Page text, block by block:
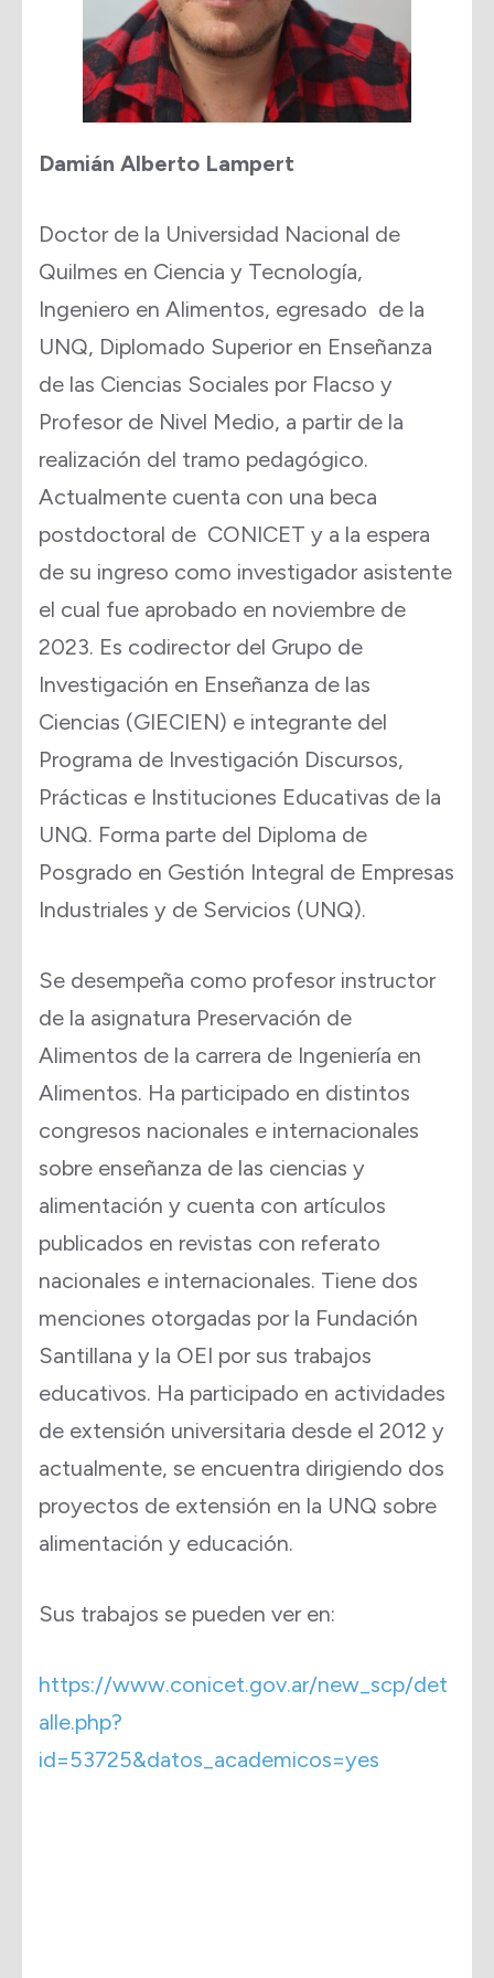
Damián Alberto Lampert
Doctor de la Universidad Nacional de
Quilmes en Ciencia y Tecnología,
Ingeniero en Alimentos, egresado de la
UNQ, Diplomado Superior en Enseñanza
de las Ciencias Sociales por Flacso y
Profesor de Nivel Medio, a partir de la
realización del tramo pedagógico.
Actualmente cuenta con una beca
postdoctoral de CONICET y a la espera
de su ingreso como investigador asistente
el cual fue aprobado en noviembre de
2023. Es codirector del Grupo de
Investigación en Enseñanza de las
Ciencias (GIECIEN) e integrante del
Programa de Investigación Discursos,
Prácticas e Instituciones Educativas de la
UNQ. Forma parte del Diploma de
Posgrado en Gestión Integral de Empresas
Industriales y de Servicios (UNQ).
Se desempeña como profesor instructor
de la asignatura Preservación de
Alimentos de la carrera de Ingeniería en
Alimentos. Ha participado en distintos
congresos nacionales e internacionales
sobre enseñanza de las ciencias y
alimentación y cuenta con artículos
publicados en revistas con referato
nacionales e internacionales. Tiene dos
menciones otorgadas por la Fundación
Santillana y la OEI por sus trabajos
educativos. Ha participado en actividades
de extensión universitaria desde el 2012 y
actualmente, se encuentra dirigiendo dos
proyectos de extensión en la UNQ sobre
alimentación y educación.
Sus trabajos se pueden ver en:
https://www.conicet.gov.ar/new_scp/det
alle.php?
id=53725&datos_academicos=yes